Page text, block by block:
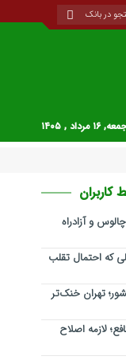
جمعه, ۱۶ مرداد , ۱۴۰۵
کاربران
و آزادراه
که احتمال تقلب
تهران خنک‌تر
لازمه اصلاح